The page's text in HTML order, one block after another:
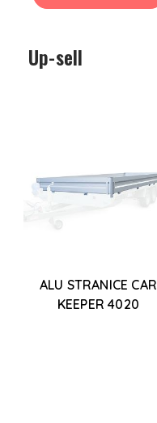
Up-sell
ALU STRANICE CAR
KEEPER 4020